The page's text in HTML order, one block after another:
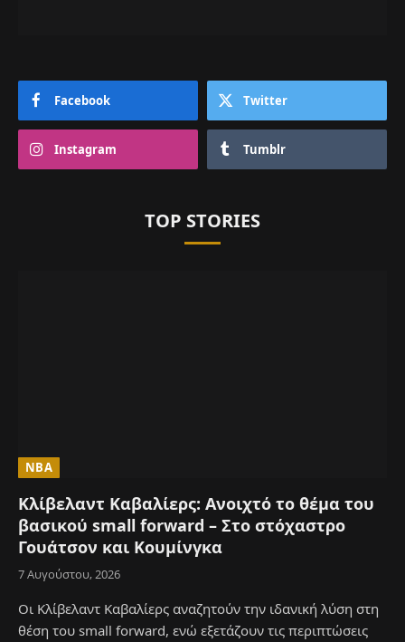
Facebook Twitter
Instagram Tumblr
TOP STORIES
NBA
Κλίβελαντ Καβαλίερς: Ανοιχτό το θέμα του
βασικού small forward – Στο στόχαστρο
Γουάτσον και Κουμίνγκα
7 Αυγούστου, 2026
Οι Κλίβελαντ Καβαλίερς αναζητούν την ιδανική λύση στη
θέση του small forward, ενώ εξετάζουν τις περιπτώσεις